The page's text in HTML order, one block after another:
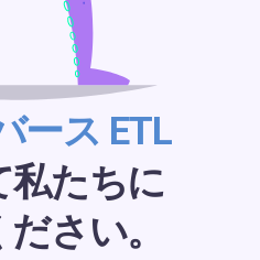
ース ETL
私たちに
さい。